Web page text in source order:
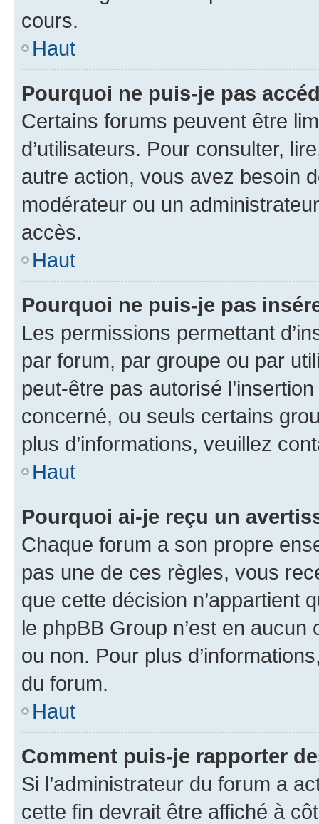
cours.
Haut
Pourquoi ne puis-je pas
Certains forums peuvent être
d’utilisateurs. Pour consulter,
autre action, vous avez besoin
modérateur ou un
accès.
Haut
Pourquoi ne puis-je pas
Les permissions permettant
par forum, par groupe ou par
peut-être pas autorisé
concerné, ou seuls certains
plus d’informations, veuillez
Haut
Pourquoi ai-je reçu un
Chaque forum a son propre
pas une de ces règles, vous
que cette décision n’appartient
le phpBB Group n’est en
ou non. Pour plus
du forum.
Haut
Comment puis-je rapporter
Si l’administrateur du forum a
cette fin devrait être affiché à